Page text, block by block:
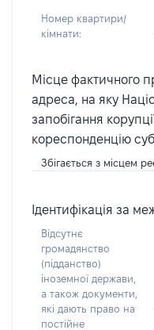
Номер квартири/
кімнати:
Місце фактичного
адреса, на яку
запобігання
кореспонденцію
Збігається з місцем
Ідентифікація за
Відсутнє
громадянство
(підданство)
іноземної держави,
а також документи,
які дають право на
постійне